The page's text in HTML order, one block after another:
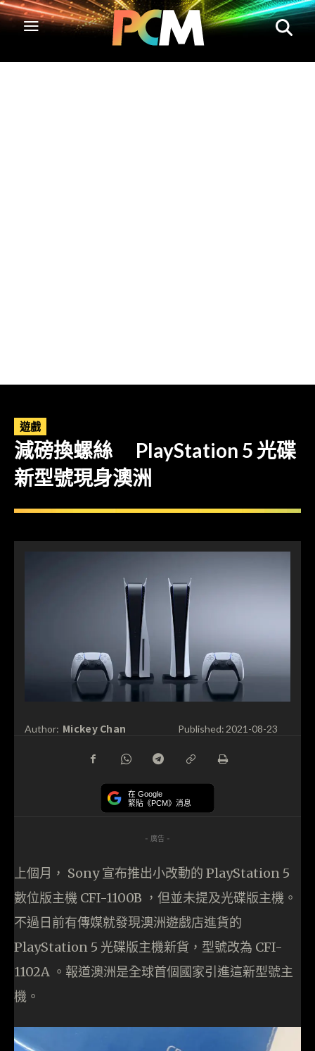
遊戲
減磅換螺絲 PlayStation 5 光碟
新型號現身澳洲
Author: Mickey Chan Published: 2021-08-23
在 Google
緊貼《PCM》消息
- 廣告 -
上個月， Sony 宣布推出小改動的 PlayStation 5
數位版主機 CFI-1100B ，但並未提及光碟版主機。
不過日前有傳媒就發現澳洲遊戲店進貨的
PlayStation 5 光碟版主機新貨，型號改為 CFI-
1102A 。報道澳洲是全球首個國家引進這新型號主
機。